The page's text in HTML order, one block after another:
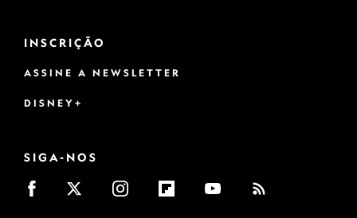
INSCRIÇÃO
ASSINE A NEWSLETTER
DISNEY+
SIGA-NOS